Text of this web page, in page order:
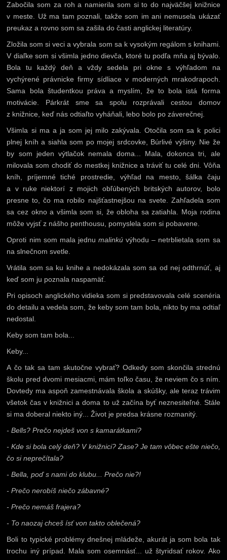
Zabočila som za roh a namierila som si to do najväčšej knižnice
v meste. Už ma tam poznali, takže som im ani nemusela ukázať
preukaz a rovno som sa zašila do časti anglickej literatúry.
Zložila som si veci a vybrala som sa k vysokým regálom s knihami.
V diaľke som si všimla jedno dievča, ktoré tu podľa mňa aj bývalo.
Bola tu každý deň a vždy sedela pri okne s výhľadom na
vychýrené právnicke firmy sídliace v moderných mrakodrapoch.
Sama bola študentkou práva a myslím, že to bola istá forma
motivácie. Párkrát sme sa spolu rozprávali cestou domov
z knižnice, keď nás odtiaľto vyháňali, lebo bolo po záverečnej.
Všimla si ma a ja som jej milo zakývala. Otočila som sa k polici
plnej kníh a siahla som po mojej srdcovke, Búrlivé výšiny. Nie že
by som jeden výtlačok nemala doma... Mala, dokonca tri, ale
milovala som chodiť do mestkej knižnice a tráviť tu celé dni. Vôňa
kníh, príjemné tiché prostredie, výhľad na mesto, šálka čaju
a v ruke niektorí z mojich obľúbených britských autorov, bolo
presne to, čo ma robilo najšťastnejšou na svete. Zahľadela som
sa cez okno a všimla som si, že obloha sa zatiahla. Moja rodina
môže vyjsť z nášho penthousu, pomyslela som si pobavene.
Oproti nim som mala jednu malinkú výhodu – netrblietala som sa
na slnečnom svetle.
Vrátila som sa ku knihe a nedokázala som sa od nej odthrnúť, aj
keď som ju poznala naspamäť.
Pri opisoch anglického vidieka som si predstavovala celé scenéria
do detailu a vedela som, že keby som tam bola, nikto by ma odtiaľ
nedostal.
Keby som tam bola...
Keby...
A čo tak sa tam skutočne vybrať? Odkedy som skončila strednú
školu pred dvomi mesiacmi, mám toľko času, že neviem čo s ním.
Dovtedy ma aspoň zamestnávala škola a skúšky, ale teraz trávim
všetok čas v knižnici a doma to už začína byť neznesiteľné. Stále
si ma doberal niekto iný... Život je predsa krásne rozmanitý.
- Bells? Prečo nejdeš von s kamarátkami?
- Kde si bola celý deň? V knižnici? Zase? Je tam vôbec ešte niečo,
čo si neprečítala?
- Bella, poď s nami do klubu... Prečo nie?!
- Prečo nerobíš niečo zábavné?
- Prečo nemáš frajera?
- To naozaj chceš ísť von takto oblečená?
Boli to typické problémy dnešnej mládeže, akurát ja som bola tak
trochu iný prípad. Mala som osemnásť... už štyridsať rokov. Ako